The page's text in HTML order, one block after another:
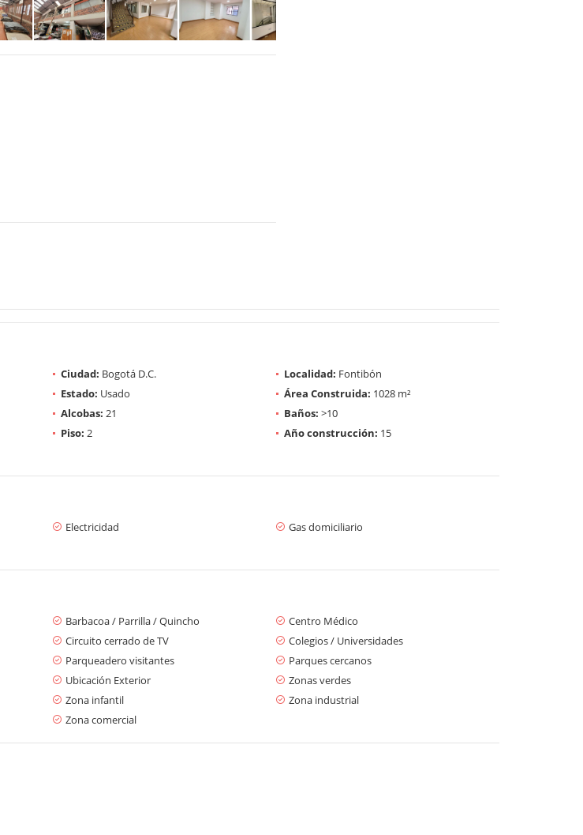
Ciudad: Bogotá D.C. Localidad: Fontibón
Estado: Usado Área Construida: 1028 m²
Alcobas: 21 Baños: >10
Piso: 2 Año construcción: 15
Electricidad
Gas domiciliario
Barbacoa / Parrilla / Quincho
Centro Médico
Circuito cerrado de TV
Colegios / Universidades
Parqueadero visitantes
Parques cercanos
Ubicación Exterior
Zonas verdes
Zona infantil
Zona industrial
Zona comercial